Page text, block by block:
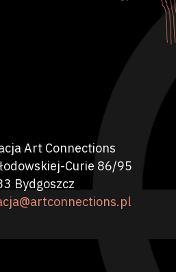
Art Connections
Curie 86/95
Bydgoszcz